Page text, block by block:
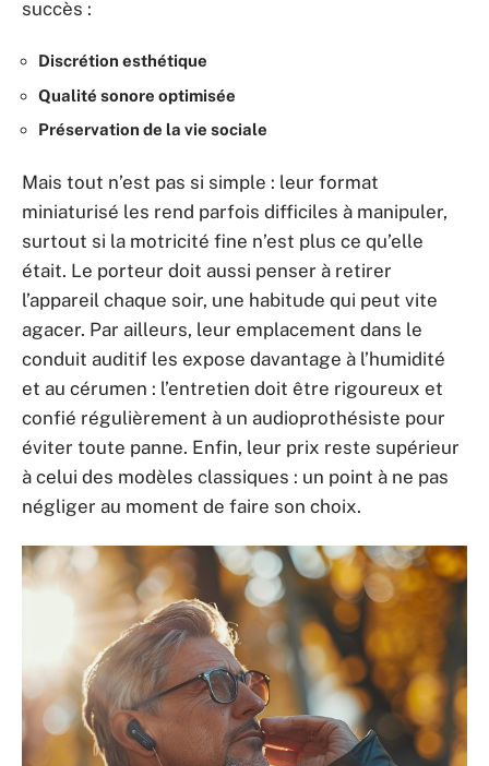
succès :
Discrétion esthétique
Qualité sonore optimisée
Préservation de la vie sociale
Mais tout n’est pas si simple : leur format
miniaturisé les rend parfois difficiles à manipuler,
surtout si la motricité fine n’est plus ce qu’elle
était. Le porteur doit aussi penser à retirer
l’appareil chaque soir, une habitude qui peut vite
agacer. Par ailleurs, leur emplacement dans le
conduit auditif les expose davantage à l’humidité
et au cérumen : l’entretien doit être rigoureux et
confié régulièrement à un audioprothésiste pour
éviter toute panne. Enfin, leur prix reste supérieur
à celui des modèles classiques : un point à ne pas
négliger au moment de faire son choix.